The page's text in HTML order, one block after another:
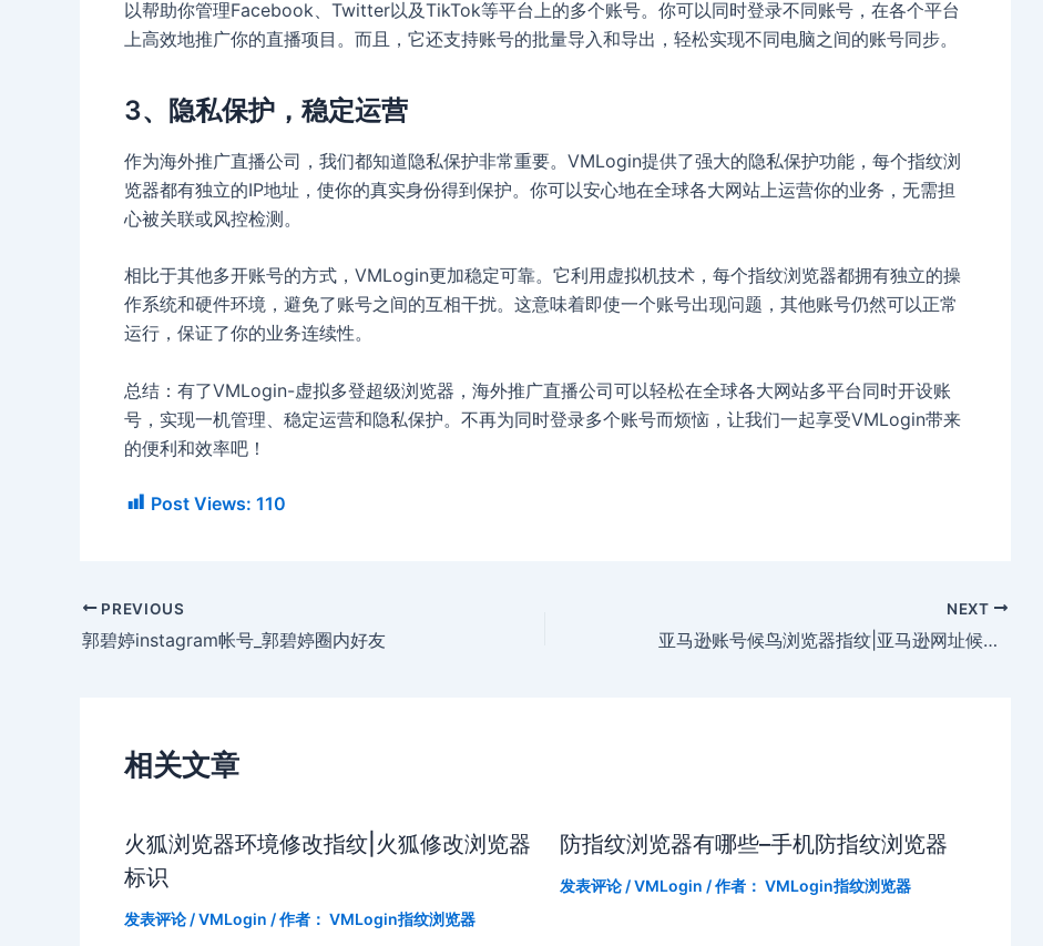
以帮助你管理Facebook、Twitter以及TikTok等平台上的多个账号。你可以同时登录不同账号，在各个平台
上高效地推广你的直播项目。而且，它还支持账号的批量导入和导出，轻松实现不同电脑之间的账号同步。
3、隐私保护，稳定运营
作为海外推广直播公司，我们都知道隐私保护非常重要。VMLogin提供了强大的隐私保护功能，每个指纹浏
览器都有独立的IP地址，使你的真实身份得到保护。你可以安心地在全球各大网站上运营你的业务，无需担
心被关联或风控检测。
相比于其他多开账号的方式，VMLogin更加稳定可靠。它利用虚拟机技术，每个指纹浏览器都拥有独立的操
作系统和硬件环境，避免了账号之间的互相干扰。这意味着即使一个账号出现问题，其他账号仍然可以正常
运行，保证了你的业务连续性。
总结：有了VMLogin-虚拟多登超级浏览器，海外推广直播公司可以轻松在全球各大网站多平台同时开设账
号，实现一机管理、稳定运营和隐私保护。不再为同时登录多个账号而烦恼，让我们一起享受VMLogin带来
的便利和效率吧！
Post Views: 110
PREVIOUS
郭碧婷instagram帐号_郭碧婷圈内好友
NEXT
亚马逊账号候鸟浏览器指纹|亚马逊网址候鸟浏览器指纹
相关文章
火狐浏览器环境修改指纹|火狐修改浏览器
标识
发表评论 /VMLogin / 作者： VMLogin指纹浏览器
防指纹浏览器有哪些–手机防指纹浏览器
发表评论 /VMLogin / 作者： VMLogin指纹浏览器